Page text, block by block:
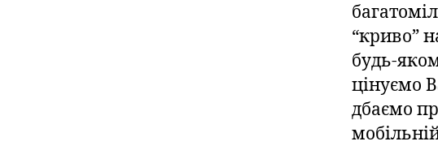
“криво”
будь-
цінуємо
дбаємо